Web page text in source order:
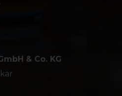
& Co. KG